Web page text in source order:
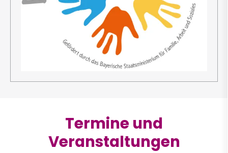
Termine und
Veranstaltungen